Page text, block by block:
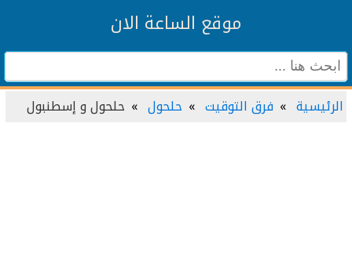
موقع الساعة الان
الرئيسية فرق التوقيت حلحول حلحول و إسطنبول